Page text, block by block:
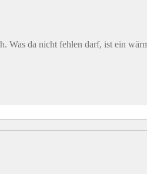
Was da nicht fehlen darf, ist ein